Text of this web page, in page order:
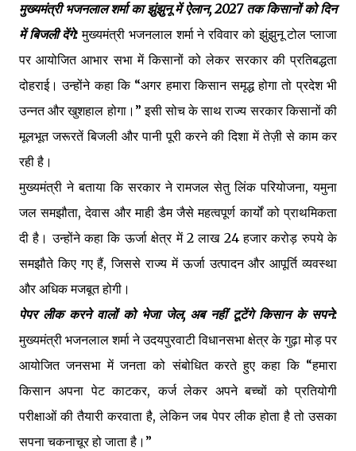
मुख्यमंत्री भजनलाल शर्मा का झुंझुनू में ऐलान, 2027 तक किसानों को दिन
में बिजली देंगे: मुख्यमंत्री भजनलाल शर्मा ने रविवार को झुंझुनू टोल प्लाजा
पर आयोजित आभार सभा में किसानों को लेकर सरकार की प्रतिबद्धता
दोहराई। उन्होंने कहा कि “अगर हमारा किसान समृद्ध होगा तो प्रदेश भी
उन्नत और खुशहाल होगा।” इसी सोच के साथ राज्य सरकार किसानों की
मूलभूत जरूरतें बिजली और पानी पूरी करने की दिशा में तेज़ी से काम कर
रही है।
मुख्यमंत्री ने बताया कि सरकार ने रामजल सेतु लिंक परियोजना, यमुना
जल समझौता, देवास और माही डैम जैसे महत्वपूर्ण कार्यों को प्राथमिकता
दी है। उन्होंने कहा कि ऊर्जा क्षेत्र में 2 लाख 24 हजार करोड़ रुपये के
समझौते किए गए हैं, जिससे राज्य में ऊर्जा उत्पादन और आपूर्ति व्यवस्था
और अधिक मजबूत होगी।
पेपर लीक करने वालों को भेजा जेल, अब नहीं टूटेंगे किसान के सपने:
मुख्यमंत्री भजनलाल शर्मा ने उदयपुरवाटी विधानसभा क्षेत्र के गुढ़ा मोड़ पर
आयोजित जनसभा में जनता को संबोधित करते हुए कहा कि “हमारा
किसान अपना पेट काटकर, कर्ज लेकर अपने बच्चों को प्रतियोगी
परीक्षाओं की तैयारी करवाता है, लेकिन जब पेपर लीक होता है तो उसका
सपना चकनाचूर हो जाता है।”